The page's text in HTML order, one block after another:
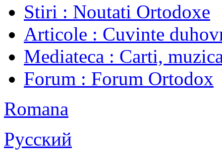
Stiri : Noutati Ortodoxe
Articole : Cuvinte
Mediateca : Carti,
Forum : Forum Ortodox
Romana
Русский